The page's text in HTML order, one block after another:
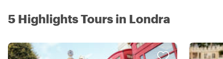
5 Highlights Tours in Londra